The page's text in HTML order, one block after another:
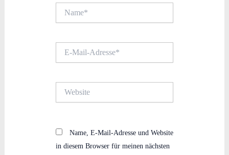
Mail-
Name, E-Mail-Adresse und Website
in diesem Browser für meinen nächsten